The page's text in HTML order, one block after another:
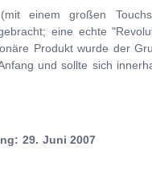
einem großen
eine echte
Produkt wurde der
und sollte sich
29. Juni 2007